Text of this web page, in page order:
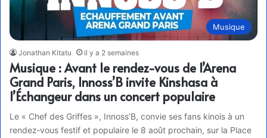
Musique
Jonathan Kitatu il y a 2 semaines
Musique : Avant le rendez-vous de l’Arena
Grand Paris, Innoss’B invite Kinshasa à
l’Échangeur dans un concert populaire
Le « Chef des Griffes », Innoss’B, convie ses fans kinois à un
rendez‑vous festif et populaire le 8 août prochain, sur la Place